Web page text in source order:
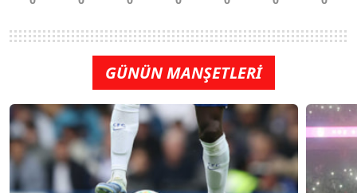
GÜNÜN MANŞETLERİ